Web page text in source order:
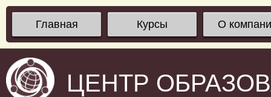
Главная Курсы О
ЦЕНТР